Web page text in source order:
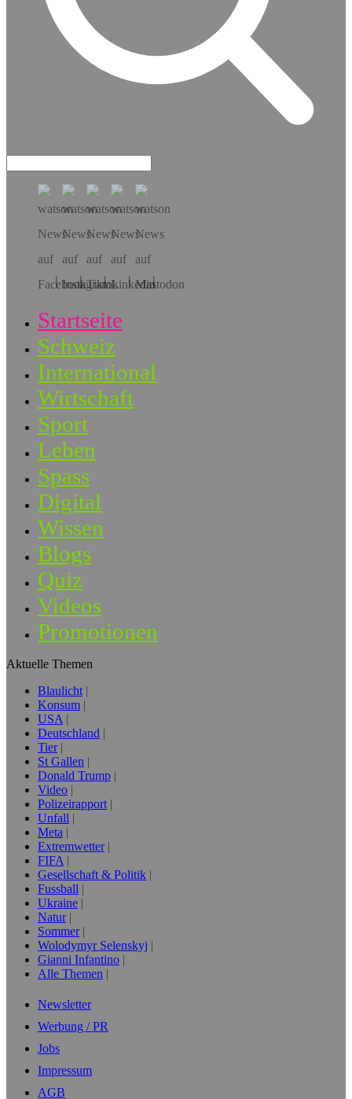
Hol dir die App!
Startseite
Schweiz
International
Wirtschaft
Sport
Leben
Spass
Digital
Wissen
Blogs
Quiz
Videos
Promotionen
Aktuelle Themen
Blaulicht
Konsum
USA
Deutschland
Tier
St Gallen
Donald Trump
Video
Polizeirapport
Unfall
Meta
Extremwetter
FIFA
Gesellschaft & Politik
Fussball
Ukraine
Natur
Sommer
Wolodymyr Selenskyj
Gianni Infantino
Alle Themen
Newsletter
Werbung / PR
Jobs
Impressum
AGB